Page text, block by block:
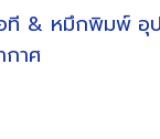
ที & หมึกพิมพ์ อุ
กาศ